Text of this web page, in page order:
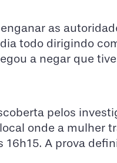
as
todo dirigindo
a negar que
pelos
onde a mulher
A prova